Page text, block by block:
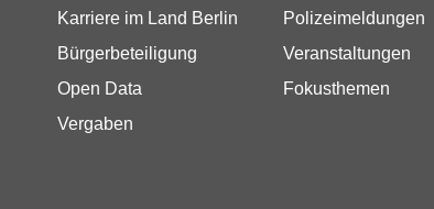
Karriere im Land Berlin
Bürgerbeteiligung
Open Data
Vergaben
Polizeimeldungen
Veranstaltungen
Fokusthemen